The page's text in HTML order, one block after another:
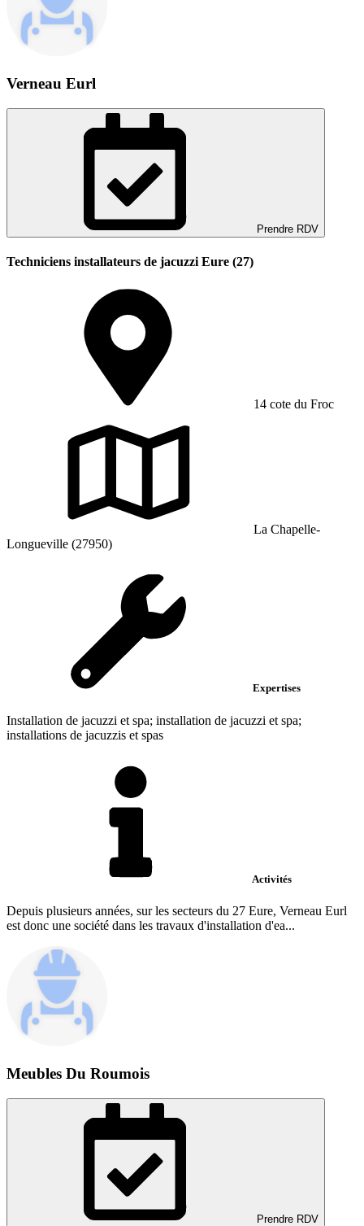
Verneau Eurl
Prendre RDV
Techniciens installateurs de jacuzzi Eure (27)
14 cote du Froc
La Chapelle-
Longueville (27950)
Expertises
Installation de jacuzzi et spa; installation de jacuzzi et spa;
installations de jacuzzis et spas
Activités
Depuis plusieurs années, sur les secteurs du 27 Eure, Verneau Eurl
est donc une société dans les travaux d'installation d'ea...
Meubles Du Roumois
Prendre RDV